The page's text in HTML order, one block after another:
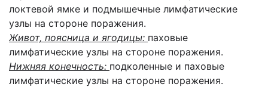
локтевой ямке и подмышечные лимфатические
узлы на стороне поражения.
Живот, поясница и ягодицы: паховые
лимфатические узлы на стороне поражения.
Нижняя конечность: подколенные и паховые
лимфатические узлы на стороне поражения.